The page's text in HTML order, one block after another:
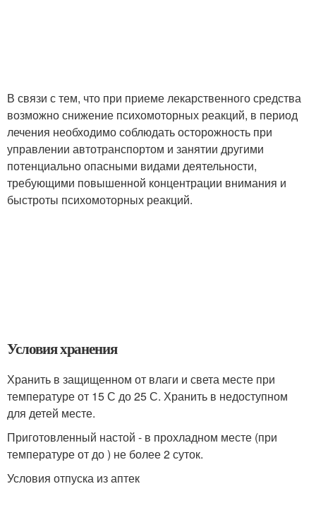
В связи с тем, что при приеме лекарственного средства
возможно снижение психомоторных реакций, в период
лечения необходимо соблюдать осторожность при
управлении автотранспортом и занятии другими
потенциально опасными видами деятельности,
требующими повышенной концентрации внимания и
быстроты психомоторных реакций.
Условия хранения
Хранить в защищенном от влаги и света месте при
температуре от 15 С до 25 С. Хранить в недоступном
для детей месте.
Приготовленный настой - в прохладном месте (при
температуре от до ) не более 2 суток.
Условия отпуска из аптек